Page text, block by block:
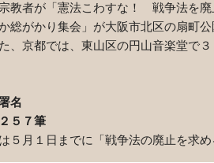
宗教者が「憲法こわすな！ 戦争法を
か総がかり集会」が大阪市北区の扇町
、京都では、東山区の円山音楽堂で
名
５７筆
５月１日までに「戦争法の廃止を求